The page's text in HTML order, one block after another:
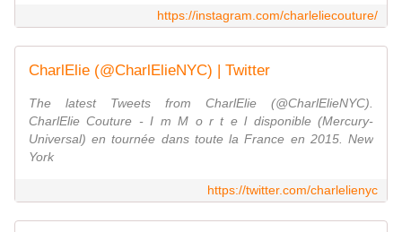
https://instagram.com/charleliecouture/
CharlElie (@CharlElieNYC) | Twitter
The latest Tweets from CharlElie (@CharlElieNYC).
CharlElie Couture - I m M o r t e l disponible (Mercury-
Universal) en tournée dans toute la France en 2015. New
York
https://twitter.com/charlelienyc